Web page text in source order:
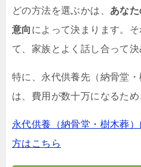
どの方法を選ぶかは、 あな
意向 によって決まります。
て、家族とよく話し合って決
特に、永代供養先（納骨堂
は、費用が数十万になるため
永代供養（納骨堂・樹木葬
方はこちら